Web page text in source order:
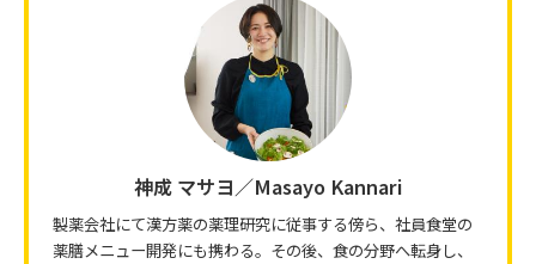
神成 マサヨ／Masayo Kannari
製薬会社にて漢方薬の薬理研究に従事する傍ら、社員食堂の
薬膳メニュー開発にも携わる。その後、食の分野へ転身し、